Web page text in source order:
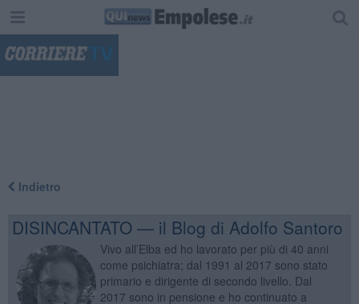
Indietro
DISINCANTATO — il Blog di Adolfo Santoro
Vivo all’Elba ed ho lavorato per più di 40 anni
come psichiatra; dal 1991 al 2017 sono stato
primario e dirigente di secondo livello. Dal
2017 sono in pensione e ho continuato a